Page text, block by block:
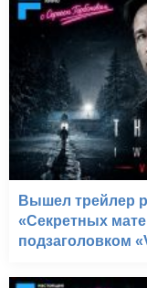
Вышел трейлер
«Секретных
подзаголовком